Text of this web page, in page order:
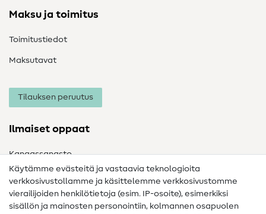
Maksu ja toimitus
Toimitustiedot
Maksutavat
Tilauksen peruutus
Ilmaiset oppaat
Kangassanasto
Ompelusanasto
Ompeluohjeet
Käytämme evästeitä ja vastaavia teknologioita
verkkosivustollamme ja käsittelemme verkkosivustomme
vierailijoiden henkilötietoja (esim. IP-osoite), esimerkiksi
sisällön ja mainosten personointiin, kolmannen osapuolen